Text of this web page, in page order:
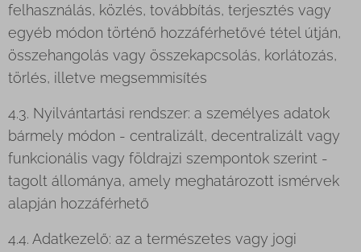
felhasználás, közlés, továbbítás, terjesztés vagy
egyéb módon történő hozzáférhetővé tétel útján,
összehangolás vagy összekapcsolás, korlátozás,
törlés, illetve megsemmisítés
4.3. Nyilvántartási rendszer: a személyes adatok
bármely módon - centralizált, decentralizált vagy
funkcionális vagy földrajzi szempontok szerint -
tagolt állománya, amely meghatározott ismérvek
alapján hozzáférhető
4.4. Adatkezelő: az a természetes vagy jogi